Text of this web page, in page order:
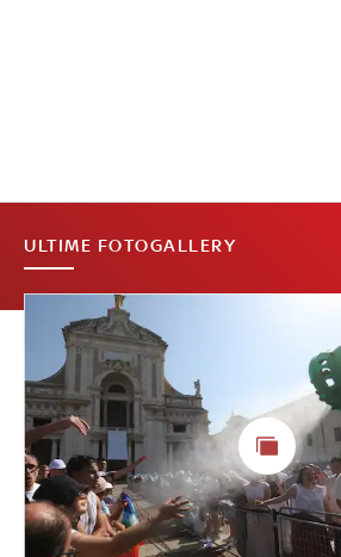
ULTIME FOTOGALLERY